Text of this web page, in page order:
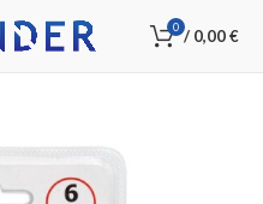
0 / 0,00€